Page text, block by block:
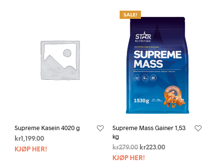
Supreme Kasein 4020 g
kr 1,199.00
KJØP HER!
SALE!
Supreme Mass Gainer 1,53
kg
kr279.00 kr223.00
KJØP HER!